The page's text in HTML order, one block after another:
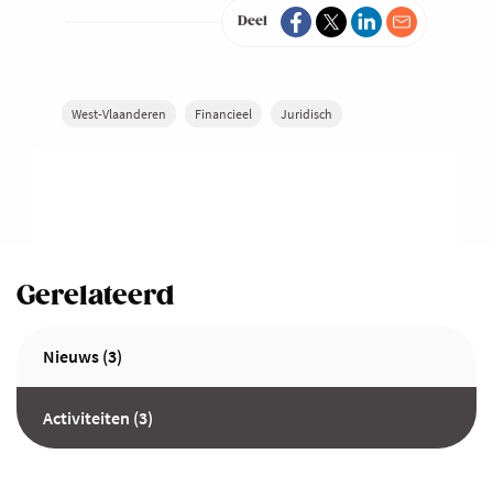
Deel
West-Vlaanderen Financieel Juridisch
Gerelateerd
Nieuws (3)
Activiteiten (3)